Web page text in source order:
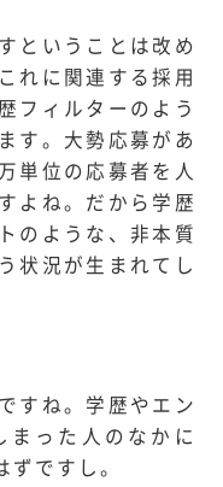
ということは改め
れに関連する採用
フィルターのよう
す。大勢応募があ
単位の応募者を人
よね。だから学歴
のような、非本質
状況が生まれてし
すね。学歴やエン
まった人のなかに
ですし。